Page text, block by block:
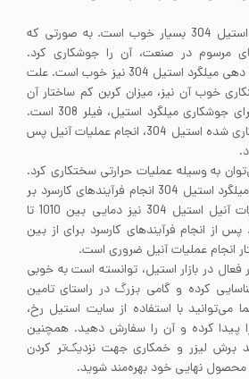
قابلیت جوشکاری میلگرد استیل 304 بسیار خوب است. به صورتی که
مرسوم در صنعت، آن را جوشکاری کرد.
قابلیت ماشینکاری و شکل دهی میلگرد استیل 304 نیز خوب است. علت
خوب آن نیز، میزان کربن کم ساختار آن
است. بهترین فیلرمتال برای جوشکاری میلگرد استیل، فیلر 308 است.
برای مقطاع سنگین جوشکاری شده استیل 304، انجام عملیات آنیل پس
304 را نمی‌توان به وسیله عملیات حرارتی سختکاری کرد.
تنها راه افزایش استحکام میلگرد استیل 304 انجام فرآیندهای کارسرد بر
روی آن است. برای عملیات آنیل استیل 304 نیز دمایی بین 1010 تا
پس از انجام فرآیندهای کارسرد برای از بین
انجام عملیات آنیل ضروری است.
در بازار استیل، توانسته است به خوبی
کرده و گامی بزرگ در راستای تامین
می‌توانید با استفاده از سایت استیل رخ،
پیدا کرده و آن‌ را سفارش دهید. همچنین
برش لیزر و خمکاری جهت نزدیک‌تر کردن
نهایی خود بهره‌مند شوید.